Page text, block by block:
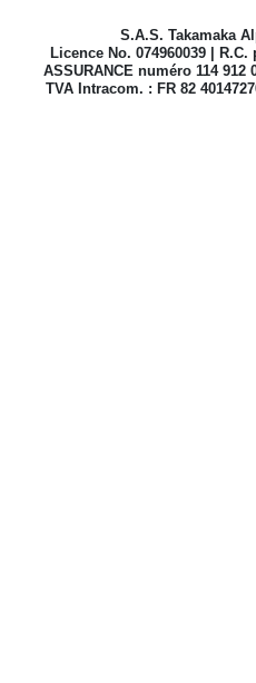
S.A.S. Takamaka
Licence No. 074960039 |
ASSURANCE numéro 114 912
TVA Intracom. : FR 82